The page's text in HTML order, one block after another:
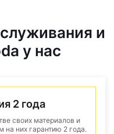
и
у нас
2 года
своих материалов и
на них гарантию 2 года.